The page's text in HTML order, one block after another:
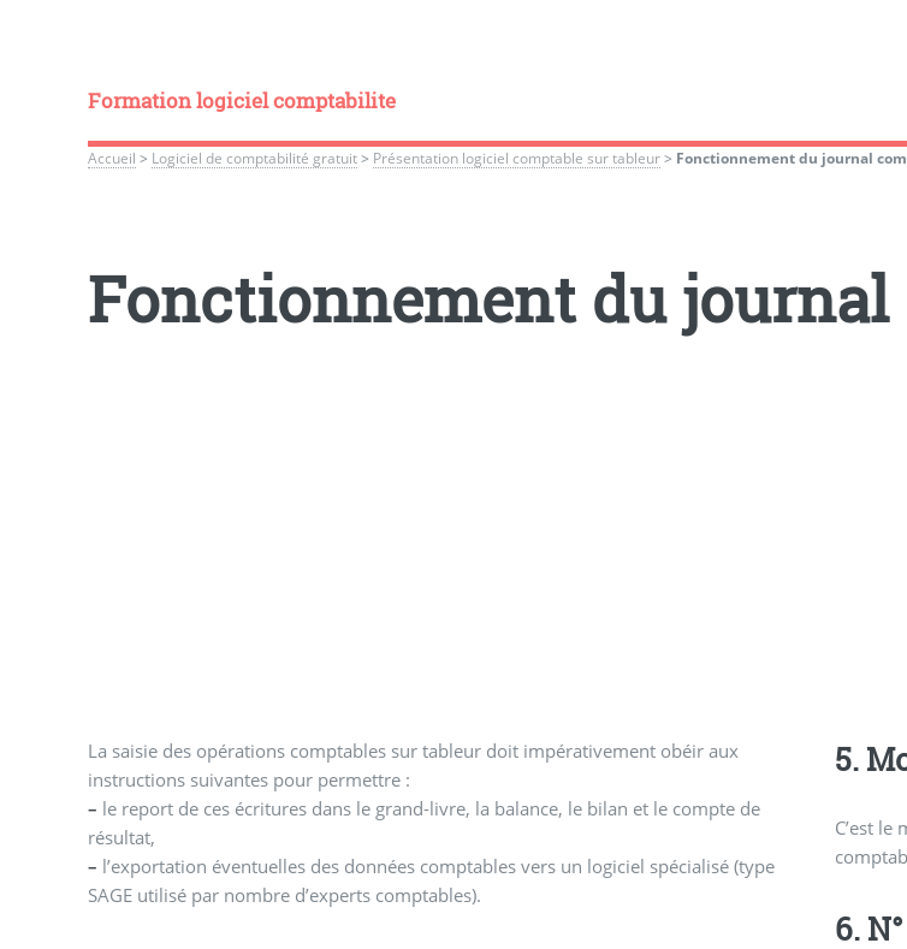
Formation logiciel comptabilite
Accueil > Logiciel de comptabilité gratuit> Présentation logiciel comptable sur tableur> Fonctionnement du journal
Fonctionnement du
La saisie des opérations comptables sur tableur doit impérativement obéir aux
instructions suivantes pour permettre :
– le report de ces écritures dans le grand-livre, la balance, le bilan et le compte de
résultat,
– l’exportation éventuelles des données comptables vers un logiciel spécialisé (type
SAGE utilisé par nombre d’experts comptables).
5.
C’est
6.